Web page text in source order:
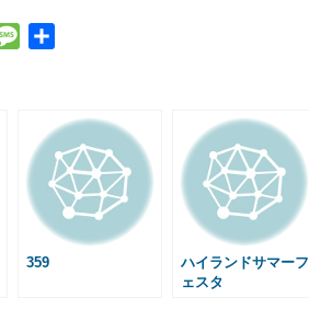
g
e
359
ハイランドサマーフ
ェスタ